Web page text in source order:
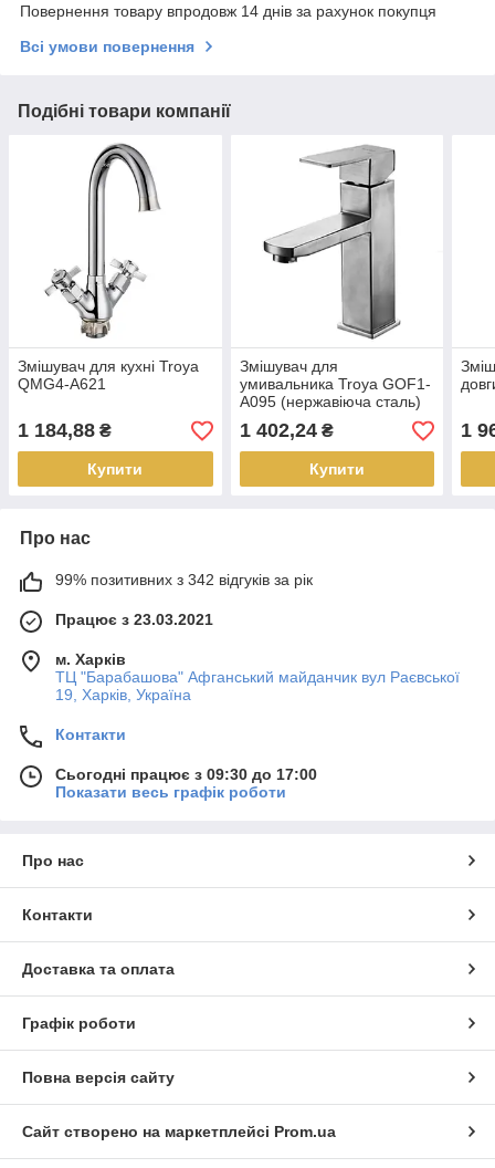
Повернення товару впродовж 14 днів за рахунок покупця
Всі умови повернення
Подібні товари компанії
Змішувач для кухні Troya
QMG4-A621
1 184,88 ₴
Купити
Змішувач для
умивальника Troya GOF1-
A095 (нержавіюча сталь)
1 402,24₴
Купити
1
Про нас
99% позитивних з 342 відгуків за рік
Працює з 23.03.2021
м. Харків
ТЦ "Барабашова" Афганський майданчик вул Раєвської
19, Харків, Україна
Контакти
Сьогодні працює з 09:30 до 17:00
Показати весь графік роботи
Про нас
Контакти
Доставка та оплата
Графік роботи
Повна версія сайту
Сайт створено на маркетплейсі Prom.ua